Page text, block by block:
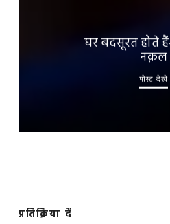
घर बदसूरत होते
नक़ल
पोस्ट देखें
प्रतिक्रिया दें